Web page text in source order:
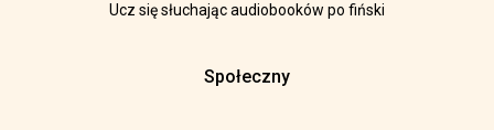
Ucz się słuchając audiobooków po fiński
Społeczny